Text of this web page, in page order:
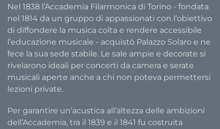
Nel 1838 l’Accademia Filarmonica di Torino - fondata
nel 1814 da un gruppo di appassionati con l’obiettivo
di diffondere la musica colta e rendere accessibile
l’educazione musicale - acquistò Palazzo Solaro e ne
fece la sua sede stabile. Le sale ampie e decorate si
rivelarono ideali per concerti da camera e serate
musicali aperte anche a chi non poteva permettersi
lezioni private.
Per garantire un’acustica all’altezza delle ambizioni
dell’Accademia, tra il 1839 e il 1841 fu costruita